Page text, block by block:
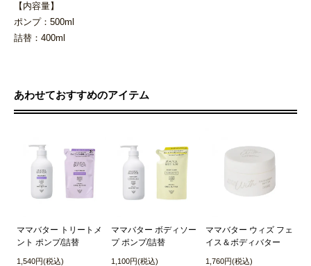
【内容量】
ポンプ：500ml
詰替：400ml
あわせておすすめのアイテム
ママバター トリートメ
ント ポンプ/詰替
1,540円(税込)
ママバター ボディソー
プ ポンプ/詰替
1,100円(税込)
ママバター ウィズ フェ
イス＆ボディバター
1,760円(税込)